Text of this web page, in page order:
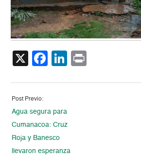
X Facebook
LinkedIn
Post Previo:
Agua segura para
Cumanacoa: Cruz
Roja y Banesco
llevaron esperanza